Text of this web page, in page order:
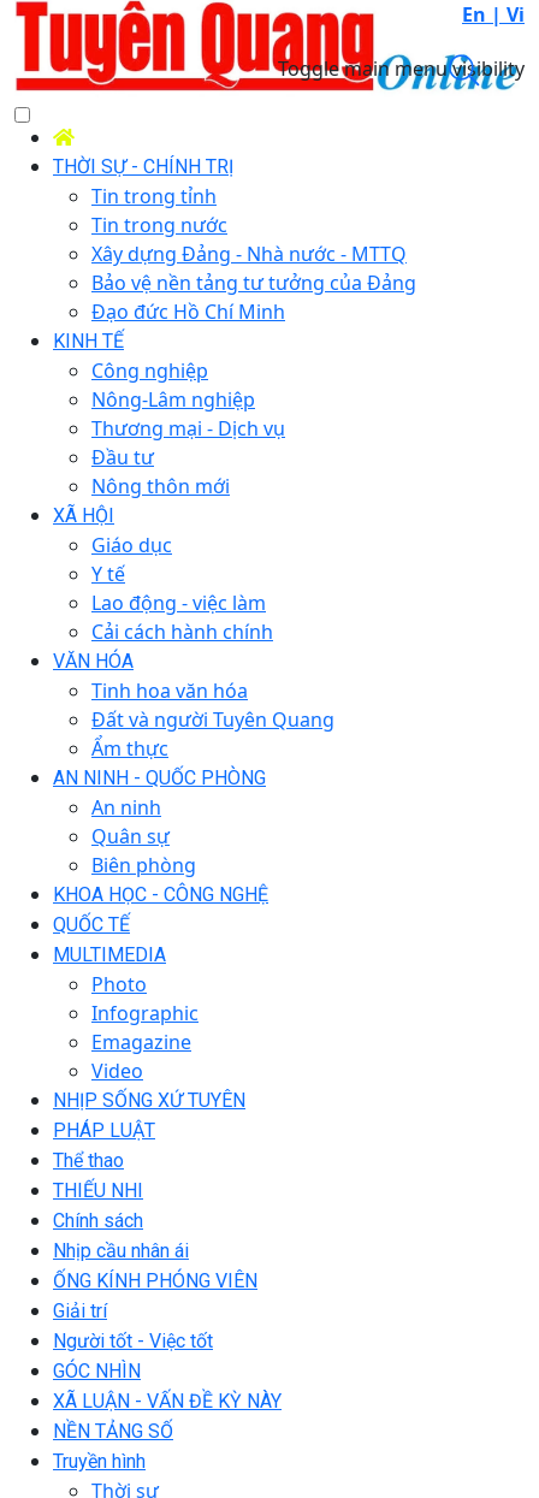
En | Vi
Toggle main menu visibility
THỜI SỰ - CHÍNH TRỊ
Tin trong tỉnh
Tin trong nước
Xây dựng Đảng - Nhà nước - MTTQ
Bảo vệ nền tảng tư tưởng của Đảng
Đạo đức Hồ Chí Minh
KINH TẾ
Công nghiệp
Nông-Lâm nghiệp
Thương mại - Dịch vụ
Đầu tư
Nông thôn mới
XÃ HỘI
Giáo dục
Y tế
Lao động - việc làm
Cải cách hành chính
VĂN HÓA
Tinh hoa văn hóa
Đất và người Tuyên Quang
Ẩm thực
AN NINH - QUỐC PHÒNG
An ninh
Quân sự
Biên phòng
KHOA HỌC - CÔNG NGHỆ
QUỐC TẾ
MULTIMEDIA
Photo
Infographic
Emagazine
Video
NHỊP SỐNG XỨ TUYÊN
PHÁP LUẬT
Thể thao
THIẾU NHI
Chính sách
Nhịp cầu nhân ái
ỐNG KÍNH PHÓNG VIÊN
Giải trí
Người tốt - Việc tốt
GÓC NHÌN
XÃ LUẬN - VẤN ĐỀ KỲ NÀY
NỀN TẢNG SỐ
Truyền hình
Thời sự